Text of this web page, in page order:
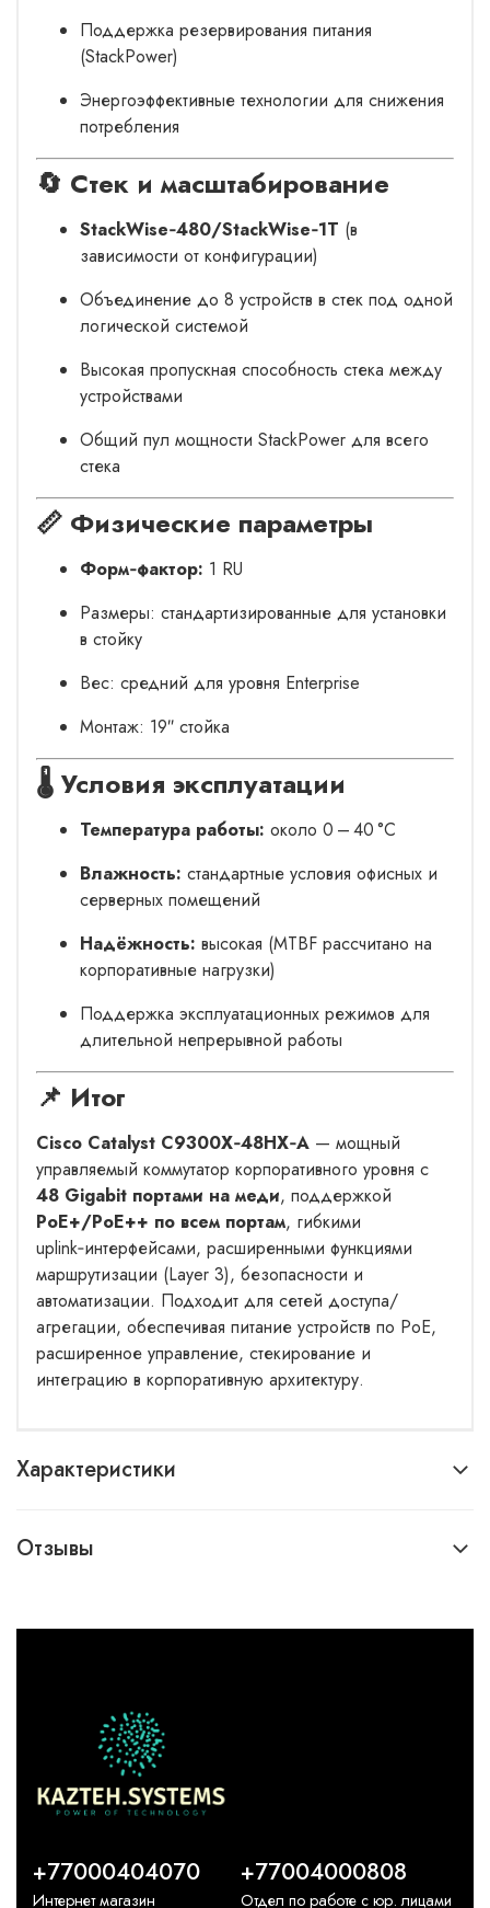
Поддержка резервирования питания
(StackPower)
Энергоэффективные технологии для снижения
потребления
🔄 Стек и масштабирование
StackWise‑480/StackWise‑1T (в
зависимости от конфигурации)
Объединение до 8 устройств в стек под одной
логической системой
Высокая пропускная способность стека между
устройствами
Общий пул мощности StackPower для всего
стека
📏 Физические параметры
Форм‑фактор: 1 RU
Размеры: стандартизированные для установки
в стойку
Вес: средний для уровня Enterprise
Монтаж: 19″ стойка
🌡️ Условия эксплуатации
Температура работы: около 0 – 40 °C
Влажность: стандартные условия офисных и
серверных помещений
Надёжность: высокая (MTBF рассчитано на
корпоративные нагрузки)
Поддержка эксплуатационных режимов для
длительной непрерывной работы
📌 Итог
Cisco Catalyst C9300X‑48HX‑A — мощный
управляемый коммутатор корпоративного уровня с
48 Gigabit портами на меди, поддержкой
PoE+/PoE++ по всем портам, гибкими
uplink‑интерфейсами, расширенными функциями
маршрутизации (Layer 3), безопасности и
автоматизации. Подходит для сетей доступа/
агрегации, обеспечивая питание устройств по PoE,
расширенное управление, стекирование и
интеграцию в корпоративную архитектуру.
Характеристики
Отзывы
+77000404070
Интернет магазин
+77004000808
Отдел по работе с юр. лицами